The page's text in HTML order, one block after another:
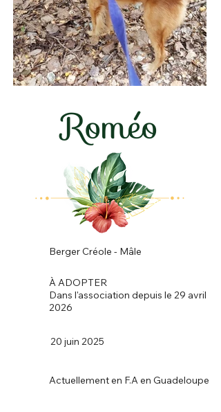
Roméo
Berger Créole - Mâle
À ADOPTER
Dans l'association depuis le 29 avril
2026
20 juin 2025
Actuellement en F.A en Guadeloupe